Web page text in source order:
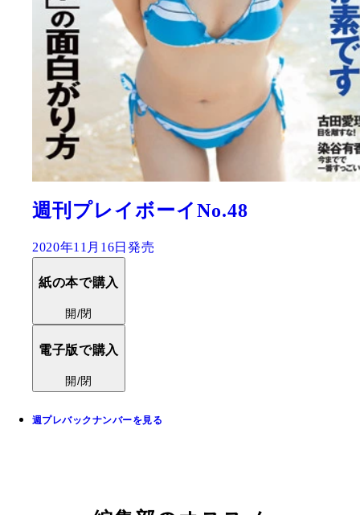
週刊プレイボーイNo.48
2020年11月16日発売
紙の本で購入
開/閉
電子版で購入
開/閉
週プレバックナンバーを見る